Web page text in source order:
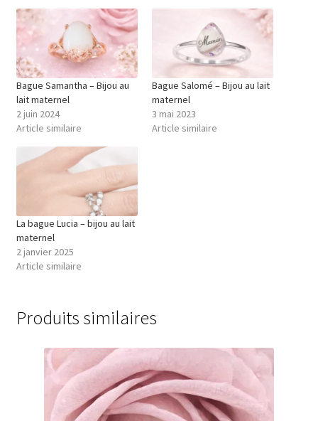
Bague Samantha – Bijou au
lait maternel
2 juin 2024
Article similaire
Bague Salomé – Bijou au lait
maternel
3 mai 2023
Article similaire
La bague Lucia – bijou au lait
maternel
2 janvier 2025
Article similaire
Produits similaires